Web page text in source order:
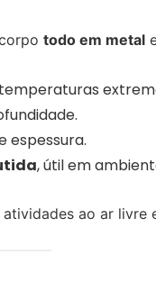
todo em metal
espessura.
, útil em
ao ar livre